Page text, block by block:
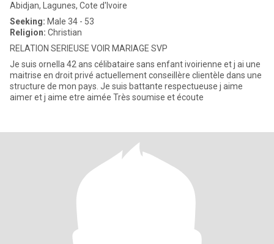
Abidjan, Lagunes, Cote d'Ivoire
Seeking: Male 34 - 53
Religion: Christian
RELATION SERIEUSE VOIR MARIAGE SVP
Je suis ornella 42 ans célibataire sans enfant ivoirienne et j ai une
maitrise en droit privé actuellement conseillère clientèle dans une
structure de mon pays. Je suis battante respectueuse j aime
aimer et j aime etre aimée Très soumise et écoute